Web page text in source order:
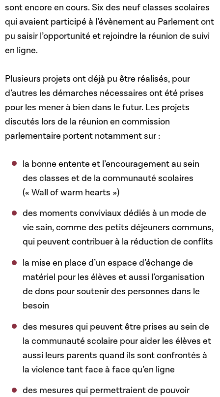
sont encore en cours. Six des neuf classes scolaires
qui avaient participé à l’évènement au Parlement ont
pu saisir l’opportunité et rejoindre la réunion de suivi
en ligne.
Plusieurs projets ont déjà pu être réalisés, pour
d’autres les démarches nécessaires ont été prises
pour les mener à bien dans le futur. Les projets
discutés lors de la réunion en commission
parlementaire portent notamment sur :
la bonne entente et l’encouragement au sein
des classes et de la communauté scolaires
(« Wall of warm hearts »)
des moments conviviaux dédiés à un mode de
vie sain, comme des petits déjeuners communs,
qui peuvent contribuer à la réduction de conflits
la mise en place d’un espace d’échange de
matériel pour les élèves et aussi l’organisation
de dons pour soutenir des personnes dans le
besoin
des mesures qui peuvent être prises au sein de
la communauté scolaire pour aider les élèves et
aussi leurs parents quand ils sont confrontés à
la violence tant face à face qu’en ligne
des mesures qui permettraient de pouvoir